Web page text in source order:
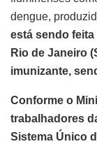
dengue,
está sendo
Rio de Janeiro
imunizante,
Conforme o
trabalhadores
Sistema Único